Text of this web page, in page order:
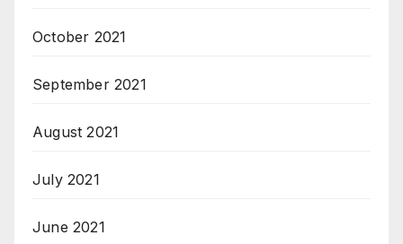
October 2021
September 2021
August 2021
July 2021
June 2021